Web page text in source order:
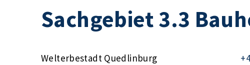
Sachgebiet 3.3
Welterbestadt Quedlinburg